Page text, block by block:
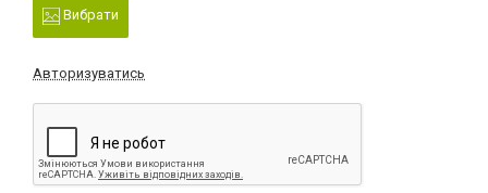
Вибрати
Авторизуватись